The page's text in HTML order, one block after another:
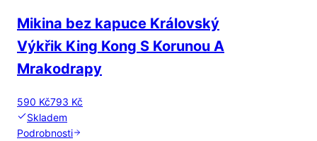
Mikina bez kapuce Královský
Výkřik King Kong S Korunou A
Mrakodrapy
590 Kč793 Kč
Skladem
Podrobnosti